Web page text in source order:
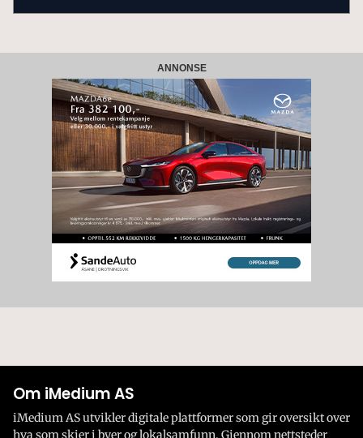
ANNONSE
Om iMedium AS
iMedium AS utvikler digitale plattformer som gir oversikt over
hva som skjer i byer og lokalsamfunn. Gjennom nettsteder